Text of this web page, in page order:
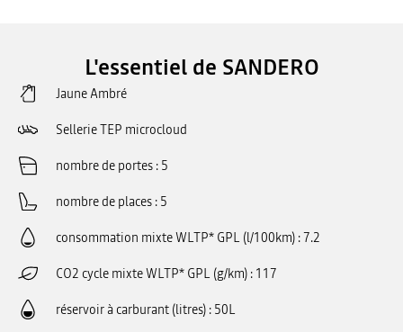
L'essentiel de SANDERO
Jaune Ambré
Sellerie TEP microcloud
nombre de portes 5
nombre de places 5
consommation mixte WLTP* GPL (l/100km) 7.2
CO2 cycle mixte WLTP* GPL (g/km) 117
réservoir à carburant (litres) 50L